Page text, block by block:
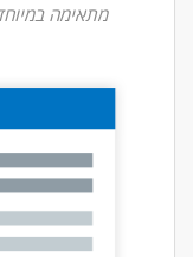
מתאימה